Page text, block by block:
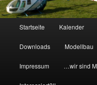
Zum Inhalt wechseln
Zum sekundären Inhalt
Startseite Kalender
Downloads Modellbau
Impressum …wir sind